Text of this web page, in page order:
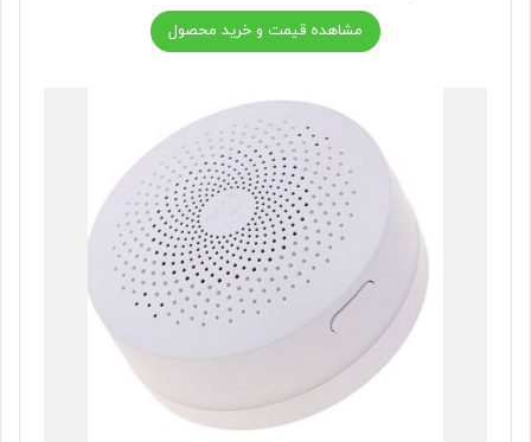
مشاهده قیمت و خرید محصول